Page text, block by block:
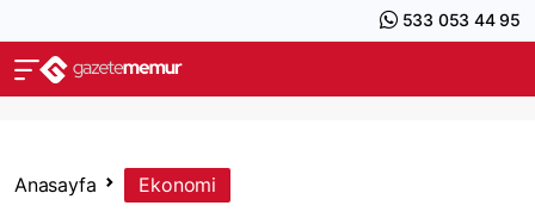
533 053 44 95
Anasayfa Ekonomi